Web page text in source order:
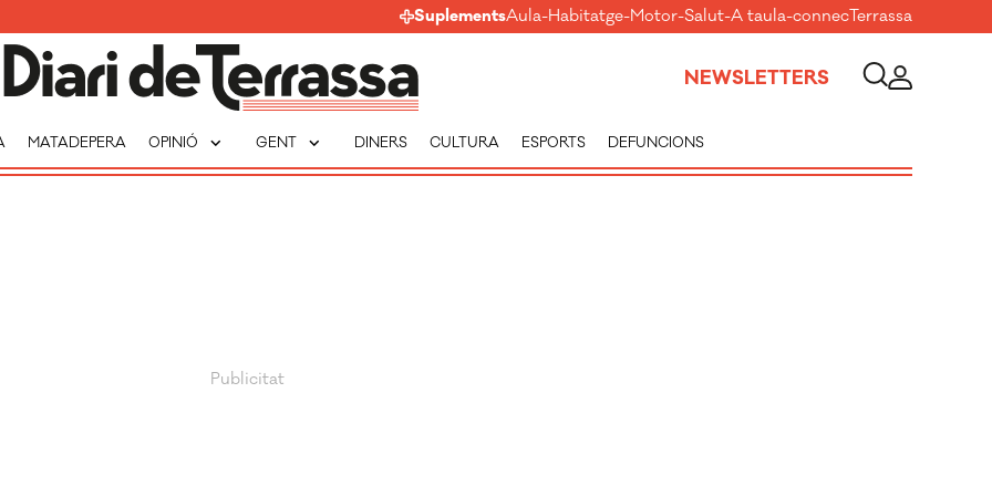
SuplementsAula-Habitatge-Motor-Salut-A taula-connecTerrassa
NEWSLETTERS
MATADEPERA OPINIÓ expand_more GENT expand_more DINERS CULTURA ESPORTS DEFUNCIONS